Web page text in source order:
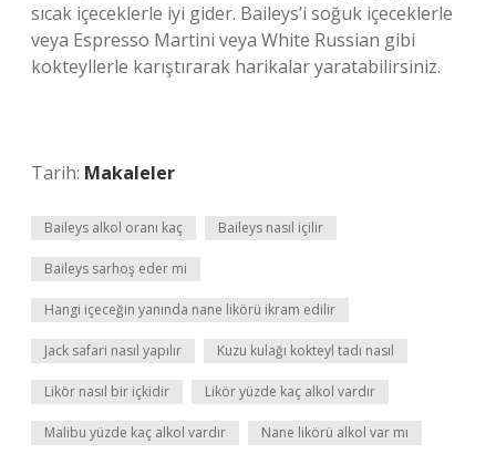
sıcak içeceklerle iyi gider. Baileys’i soğuk içeceklerle
veya Espresso Martini veya White Russian gibi
kokteyllerle karıştırarak harikalar yaratabilirsiniz.
Tarih: Makaleler
Baileys alkol oranı kaç Baileys nasıl içilir
Baileys sarhoş eder mi
Hangi içeceğin yanında nane likörü ikram edilir
Jack safari nasıl yapılır Kuzu kulağı kokteyl tadı nasıl
Likör nasıl bir içkidir Likör yüzde kaç alkol vardır
Malibu yüzde kaç alkol vardır Nane likörü alkol var mı